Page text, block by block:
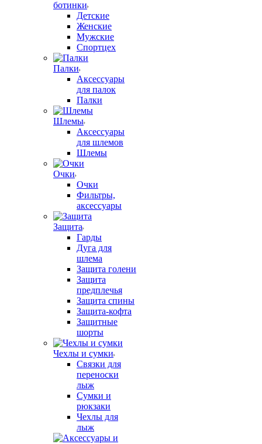
ботинки
Детские
Женские
Мужские
Спортцех
Палки
Аксессуары
для палок
Палки
Шлемы
Аксессуары
для шлемов
Шлемы
Очки
Очки
Фильтры,
аксессуары
Защита
Гарды
Дуга для
шлема
Защита голени
Защита
предплечья
Защита спины
Защита-кофта
Защитные
шорты
Чехлы и сумки
Связки для
переноски
лыж
Сумки и
рюкзаки
Чехлы для
лыж